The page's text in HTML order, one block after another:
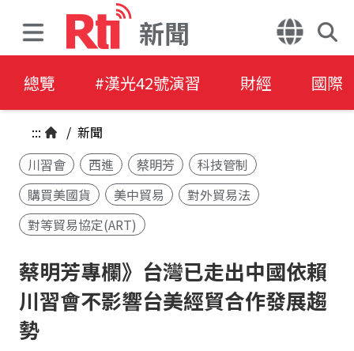
新聞
總覽 #漢光42號演習 財經 國際
::: / 新聞
川習會
西進 蔡明芳
科技管制
購買美國貨
美中貿易
對外貿易法
對等貿易協定(ART)
蔡明芳專欄》台灣已走出中國依賴
川習會不影響台美經貿合作發展趨
勢